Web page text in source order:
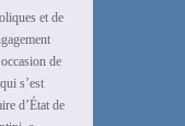
et de
de
s’est
d’État de